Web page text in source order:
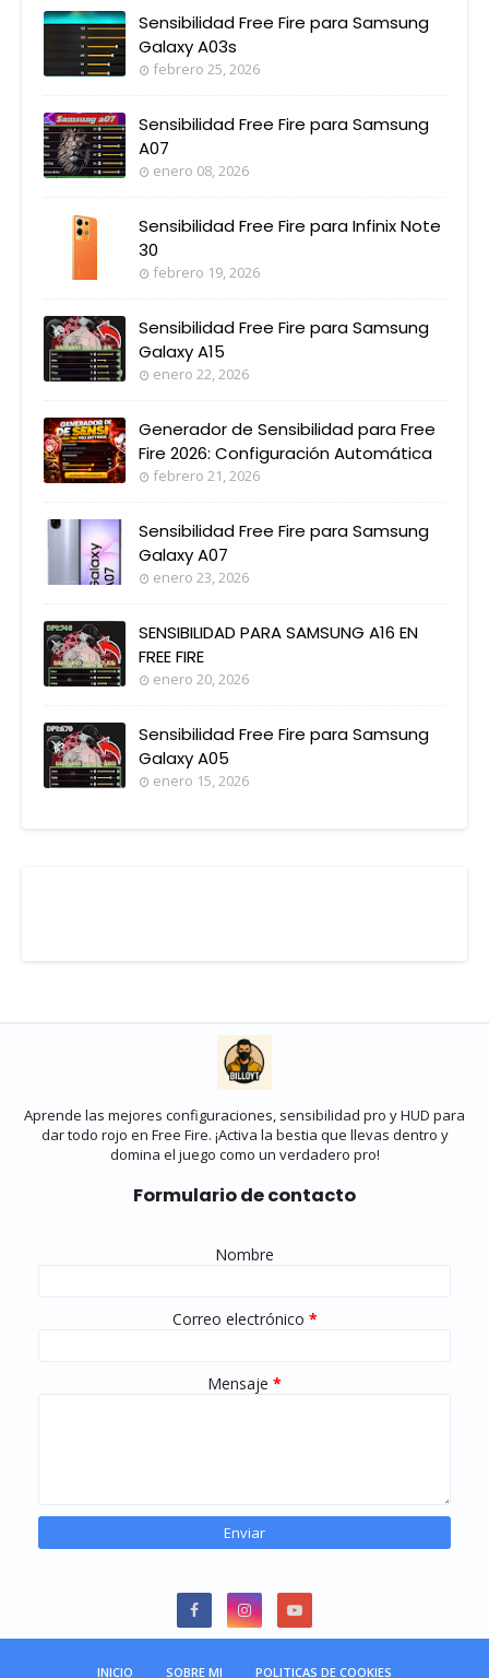
Sensibilidad Free Fire para Samsung
Galaxy A03s
febrero 25, 2026
Sensibilidad Free Fire para Samsung
A07
enero 08, 2026
Sensibilidad Free Fire para Infinix Note
30
febrero 19, 2026
Sensibilidad Free Fire para Samsung
Galaxy A15
enero 22, 2026
Generador de Sensibilidad para Free
Fire 2026: Configuración Automática
febrero 21, 2026
Sensibilidad Free Fire para Samsung
Galaxy A07
enero 23, 2026
SENSIBILIDAD PARA SAMSUNG A16 EN
FREE FIRE
enero 20, 2026
Sensibilidad Free Fire para Samsung
Galaxy A05
enero 15, 2026
Aprende las mejores configuraciones, sensibilidad pro y HUD para
dar todo rojo en Free Fire. ¡Activa la bestia que llevas dentro y
domina el juego como un verdadero pro!
Formulario de contacto
Nombre
Correo electrónico *
Mensaje *
INICIO SOBRE MI POLITICAS DE COOKIES